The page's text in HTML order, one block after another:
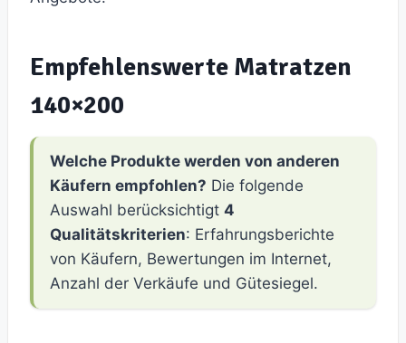
Empfehlenswerte Matratzen
140×200
Welche Produkte werden von anderen
Käufern empfohlen? Die folgende
Auswahl berücksichtigt 4
Qualitätskriterien: Erfahrungsberichte
von Käufern, Bewertungen im Internet,
Anzahl der Verkäufe und Gütesiegel.